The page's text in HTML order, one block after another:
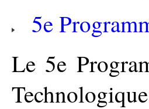
5e
Le 5e